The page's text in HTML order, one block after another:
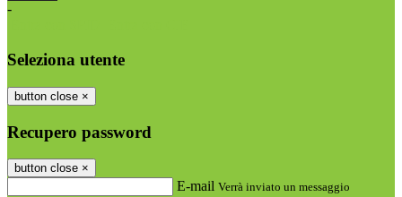
-
Seleziona utente
button close ×
Recupero password
button close ×
E-mail Verrà inviato un messaggio